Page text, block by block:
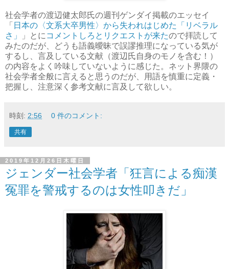
社会学者の渡辺健太郎氏の週刊ゲンダイ掲載のエッセイ
「 日本の〈文系大卒男性〉から失われはじめた「リベラル
さ」
」とに コメントしろとリクエストが来たので拝読して
みたのだが、どうも語義曖昧で誤謬推理になっている気が
するし、言及している文献（渡辺氏自身のモノを含む！）
の内容をよく吟味していないように感じた。ネット界隈の
社会学者全般に言えると思うのだが、用語を慎重に定義・
把握し、注意深く参考文献に言及して欲しい。
時刻: 2:56 0 件のコメント:
共有
2019年12月26日木曜日
ジェンダー社会学者「狂言による痴漢
冤罪を警戒するのは女性叩きだ」